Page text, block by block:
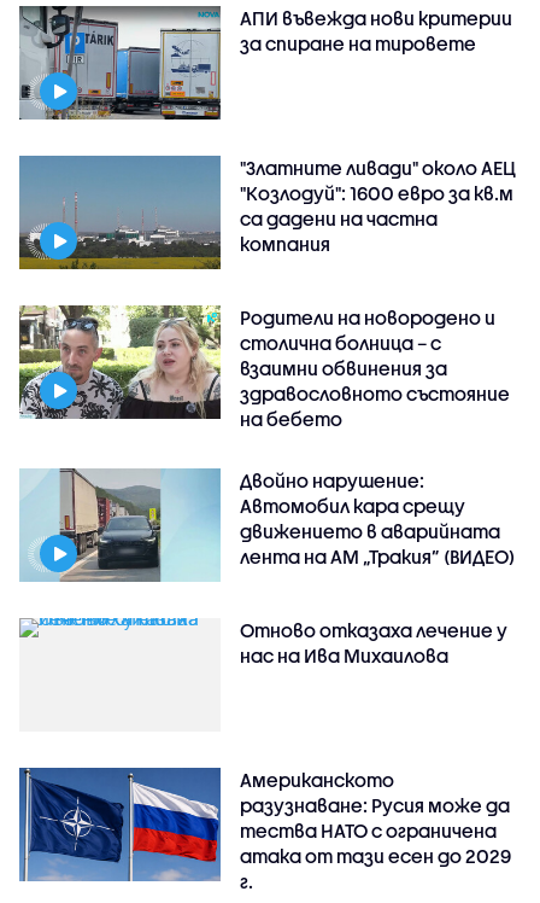
АПИ въвежда нови критерии
за спиране на тировете
"Златните ливади" около АЕЦ
"Козлодуй": 1600 евро за кв.м
са дадени на частна
компания
Родители на новородено и
столична болница – с
взаимни обвинения за
здравословното състояние
на бебето
Двойно нарушение:
Автомобил кара срещу
движението в аварийната
лента на АМ „Тракия” (ВИДЕО)
Отново отказаха лечение у
нас на Ива Михаилова
Американското
разузнаване: Русия може да
тества НАТО с ограничена
атака от тази есен до 2029
г.